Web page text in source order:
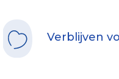
Verblijven